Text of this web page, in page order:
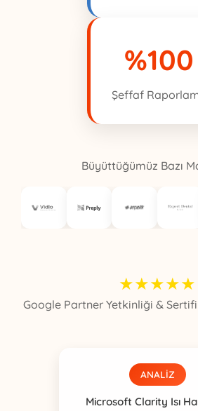
%100
Şeffaf
Büyüttüğümüz Bazı
★★★★★
Google Partner Yetkinliği &
ANALİZ
Microsoft Clarity Isı